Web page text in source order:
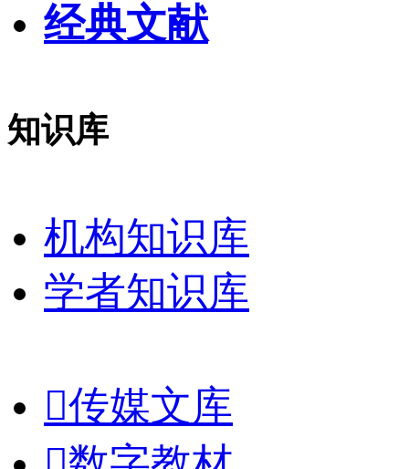
经典文献
知识库
机构知识库
学者知识库
传媒文库